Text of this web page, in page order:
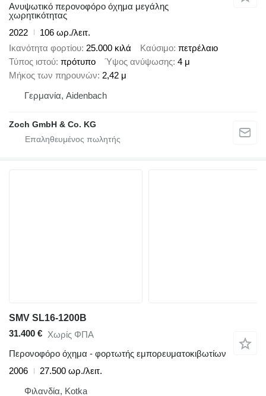
Ανυψωτικό περονοφόρο όχημα μεγάλης
χωρητικότητας
2022
106 ωρ./λειτ.
Ικανότητα φορτίου 25.000 κιλά Καύσιμο πετρέλαιο
Τύπος ιστού πρότυπο Ύψος ανύψωσης 4 μ
Μήκος των πηρουνών 2,42 μ
Γερμανία, Aidenbach
Zoch GmbH & Co. KG
SMV SL16-1200B
31.400 € Χωρίς ΦΠΑ
Περονοφόρο όχημα - φορτωτής εμπορευματοκιβωτίων
2006
27.500 ωρ./λειτ.
Φιλανδία, Kotka